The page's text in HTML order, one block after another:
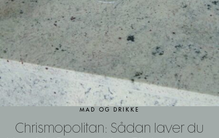
MAD OG DRIKKE
Chrismopolitan: Sådan laver du